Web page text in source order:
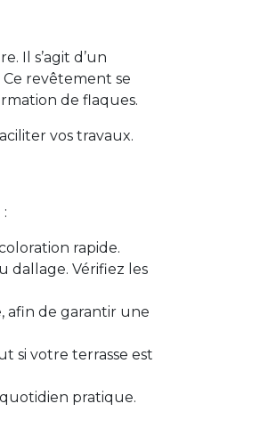
Il s’agit d’un
revêtement se
de flaques.
vos travaux.
rapide.
dallage. Vérifiez les
afin de garantir une
si votre terrasse est
pratique.